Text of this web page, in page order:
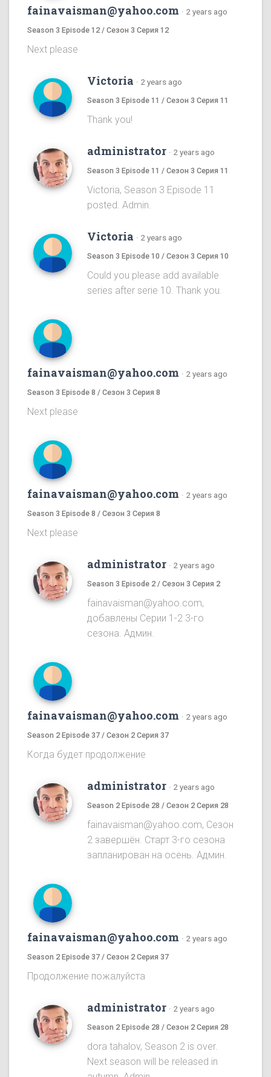
fainavaisman@yahoo.com · 2 years ago
Season 3 Episode 12 / Сезон 3 Серия 12
Next please
Victoria · 2 years ago
Season 3 Episode 11 / Сезон 3 Серия 11
Thank you!
administrator · 2 years ago
Season 3 Episode 11 / Сезон 3 Серия 11
Victoria, Season 3 Episode 11
posted. Admin.
Victoria · 2 years ago
Season 3 Episode 10 / Сезон 3 Серия 10
Could you please add available
series after serie 10. Thank you.
fainavaisman@yahoo.com · 2 years ago
Season 3 Episode 8 / Сезон 3 Серия 8
Next please
fainavaisman@yahoo.com · 2 years ago
Season 3 Episode 8 / Сезон 3 Серия 8
Next please
administrator · 2 years ago
Season 3 Episode 2 / Сезон 3 Серия 2
fainavaisman@yahoo.com,
добавлены Серии 1-2 3-го
сезона. Админ.
fainavaisman@yahoo.com · 2 years ago
Season 2 Episode 37 / Сезон 2 Серия 37
Когда будет продолжение
administrator · 2 years ago
Season 2 Episode 28 / Сезон 2 Серия 28
fainavaisman@yahoo.com, Сезон
2 завершён. Старт 3-го сезона
запланирован на осень. Админ.
fainavaisman@yahoo.com · 2 years ago
Season 2 Episode 37 / Сезон 2 Серия 37
Продолжение пожалуйста
administrator · 2 years ago
Season 2 Episode 28 / Сезон 2 Серия 28
dora tahalov, Season 2 is over.
Next season will be released in